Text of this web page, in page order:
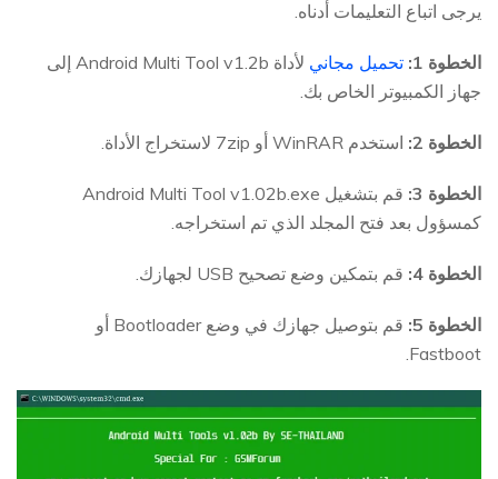
يرجى اتباع التعليمات أدناه.
الخطوة 1: تحميل مجاني
لأداة Android Multi Tool v1.2b إلى
جهاز الكمبيوتر الخاص بك.
الخطوة 2: استخدم WinRAR أو 7zip لاستخراج الأداة.
الخطوة 3:
قم بتشغيل Android Multi Tool v1.02b.exe
كمسؤول بعد فتح المجلد الذي تم استخراجه.
الخطوة 4: قم بتمكين وضع تصحيح USB لجهازك.
الخطوة 5:
قم بتوصيل جهازك في وضع Bootloader أو
Fastboot.